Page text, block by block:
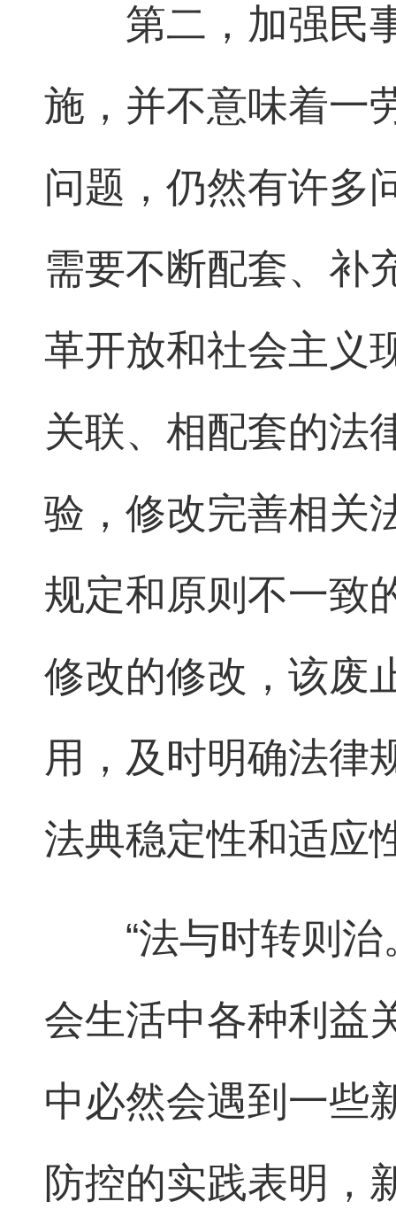
第二，加强民事
施，并不意味着一
问题，仍然有许多
需要不断配套、补
革开放和社会主义
关联、相配套的法
验，修改完善相关
规定和原则不一致
修改的修改，该废
用，及时明确法律
法典稳定性和适应
“法与时转则治
会生活中各种利益
中必然会遇到一些
防控的实践表明，